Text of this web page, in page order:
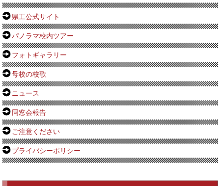
県工公式サイト
パノラマ校内ツアー
フォトギャラリー
母校の校歌
ニュース
同窓会報告
ご注意ください
プライバシーポリシー